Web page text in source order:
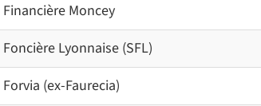
Financière Moncey
Foncière Lyonnaise (SFL)
Forvia (ex-Faurecia)